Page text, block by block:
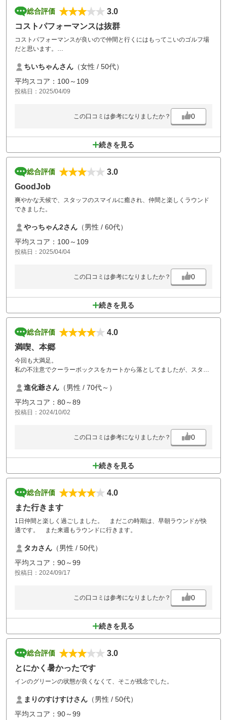
打つ準備して待ちましょうよ。
その他は、ディポットの未修復。
う。
昨日は待ち時間も多いせいもあり、
目土袋10袋分、かなり多かった。
総合評価
3.0
コストパフォーマンスは抜群
コストパフォーマンスが良いので仲間と行くにはもってこいのゴルフ場
だと思います。
ただ今回はプレーが終わって戻った時、スタッフにカートからロッカー
キーや携帯、荷物やジャンパー等をまとめて机の上に置かれました。早
く片付けて終わらせたいのはわかりますが、バサッっとめちゃくちゃに
置かれ誰のロッカーキーかわからなくなり大変困りました。小物など大
そんなにのんびりしてた訳でも無いのに、さっさと片付けて！みたいな
ちいちゃんさん （女性 / 50代）
平均スコア：100～109
投稿日：2025/04/09
この口コミは参考になりましたか？ 0
続きを見る
総合評価
3.0
GoodJob
爽やかな天候で、スタッフのスマイルに癒され、仲間と楽しくラウンド
できました。
やっちゃん2さん （男性 / 60代）
平均スコア：100～109
投稿日：2025/04/04
この口コミは参考になりましたか？ 0
続きを見る
総合評価
4.0
満喫、本郷
今回も大満足。
私の不注意でクーラーボックスをカートから落としてましたが、スター
した。
スタッフの方と、拾得頂いた方に感謝です、有難う御座いました。
何時もですがレストランスタッフの笑顔での対応も満足です。
又、グリーンの修復に懸命に作業されてるスタッフの方から修復状況を
な状態になる日を楽しみにしています。
進化爺さん （男性 / 70代～）
平均スコア：80～89
投稿日：2024/10/02
この口コミは参考になりましたか？ 0
続きを見る
総合評価
4.0
また行きます
1日仲間と楽しく過ごしました。 まだこの時期は、早朝ラウンドが快
適です。 また来週もラウンドに行きます。
タカさん （男性 / 50代）
平均スコア：90～99
投稿日：2024/09/17
この口コミは参考になりましたか？ 0
続きを見る
総合評価
3.0
とにかく暑かったです
インのグリーンの状態が良くなくて、そこが残念でした。
まりのすけすけさん （男性 / 50代）
平均スコア：90～99